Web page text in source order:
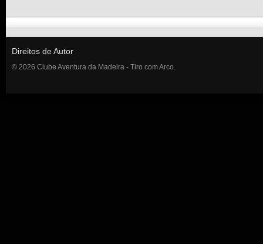
Direitos de Autor
© 2026 Clube Aventura da Madeira - Tiro com Arco.